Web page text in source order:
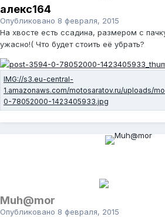
алекс164
Опубликовано 8 февраля, 2015
На хвосте есть ссадина, размером с
ужасно!( Что будет стоить её убрать?
Muh@mor
Опубликовано 8 февраля, 2015